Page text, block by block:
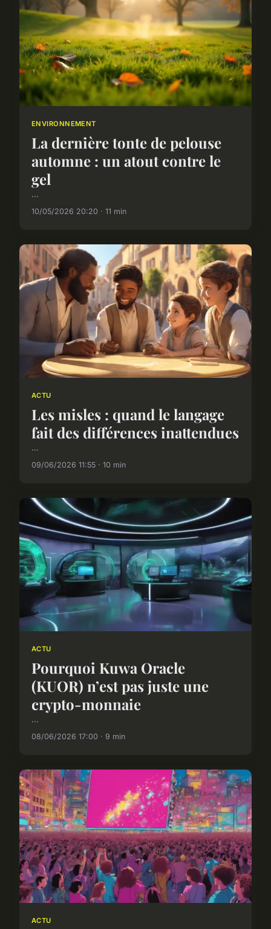
ENVIRONNEMENT
La dernière tonte de pelouse
automne : un atout contre le
gel
...
10/05/2026 20:20 · 11 min
ACTU
Les misles : quand le langage
fait des différences inattendues
...
09/06/2026 11:55 · 10 min
ACTU
Pourquoi Kuwa Oracle
(KUOR) n’est pas juste une
crypto-monnaie
...
08/06/2026 17:00 · 9 min
ACTU